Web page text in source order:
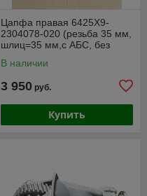
Цапфа правая 6425Х9-
2304078-020 (резьба 35 мм,
шлиц=35 мм,с АБС, без
В наличии
3 950 руб.
Купить